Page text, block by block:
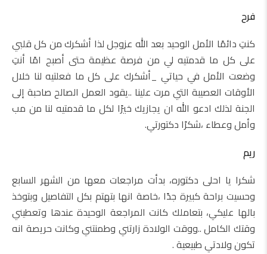
فرح
كنتِ دائمًا الأمل الوحيد بعد الله عزوجل لذا أشكرك من كل قلبي
على كل ما قدمتيه لي من فرصة عظيمة حتى أصبح امًا أنتِ
وضعت الأمل في حياتي _أشكرك على كل ما فعلتيه لنا خلال
الأوقات العصيبة التي مرت علينا ..يقود العمل الصالح صاحبة إلى
الجنة لذلك ادعو الله ان يجازيك خيرًا لكل ما قدمتيه لنا من مب
وأمل وعطاء ،شكرًا دكتورتي.
ريم
شكرا يا احلى دكتوره، بدأت مراجعات معها من الشهر السابع
وحسيت براحة كبيرة جدًا ،خاصة انها بتهتم بكل التفاصيل وبتوخذ
بالها عليكي، بتعاملك كانت المراجعة الوحيدة عندها وتعطيني
وقتك الكامل ..ووقت الولادة زارتني وطمنتني وكانت حريصة انه
تكون ولادتي طبيعية .